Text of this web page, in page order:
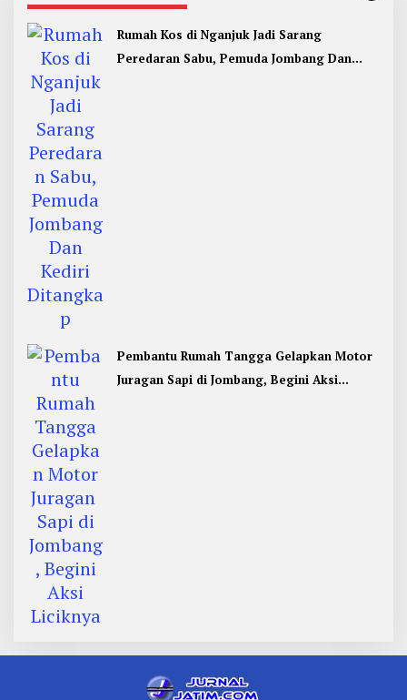
Rumah Kos di Nganjuk Jadi Sarang
Peredaran Sabu, Pemuda Jombang Dan
Pembantu Rumah Tangga Gelapkan Motor
Juragan Sapi di Jombang, Begini Aksi